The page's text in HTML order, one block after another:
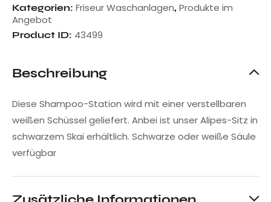
Kategorien: Friseur Waschanlagen, Produkte im
Angebot
Product ID: 43499
Beschreibung
Diese Shampoo-Station wird mit einer verstellbaren
weißen Schüssel geliefert. Anbei ist unser Alipes-Sitz in
schwarzem Skai erhältlich. Schwarze oder weiße Säule
verfügbar